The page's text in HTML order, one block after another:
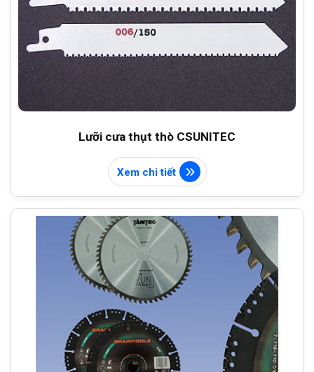
Lưỡi cưa thụt thò CSUNITEC
Xem chi tiết